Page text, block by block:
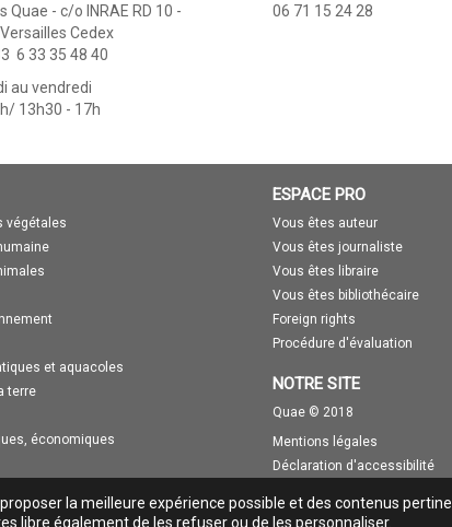
la meilleure expérience possible et des contenus
libre également de les refuser ou de les personnaliser.
Quae - c/o INRAE RD 10 -
Cedex
6 33 35 48 40
au vendredi
13h30 - 17h
06 71 15 24 28
végétales
et aquacoles
terre
économiques
ESPACE PRO
Vous êtes auteur
Vous êtes journaliste
Vous êtes libraire
Vous êtes bibliothécaire
Foreign rights
Procédure d'évaluation
NOTRE SITE
Quae © 2018
Mentions légales
Déclaration d'accessibilité